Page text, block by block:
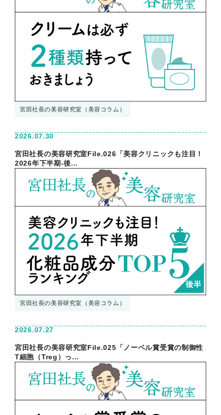
宮田社長の美容研究室（美容コラム）
2026.07.30
宮田社長の美容研究室File.026「美容クリニックも注目！
2026年下半期-後...
宮田社長の美容研究室（美容コラム）
2026.07.27
宮田社長の美容研究室File.025「ノーベル賞受賞の制御性
T細胞（Treg）っ...